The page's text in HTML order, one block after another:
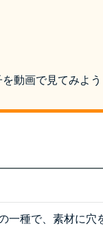
動画で見てみよう
一種で、素材に穴